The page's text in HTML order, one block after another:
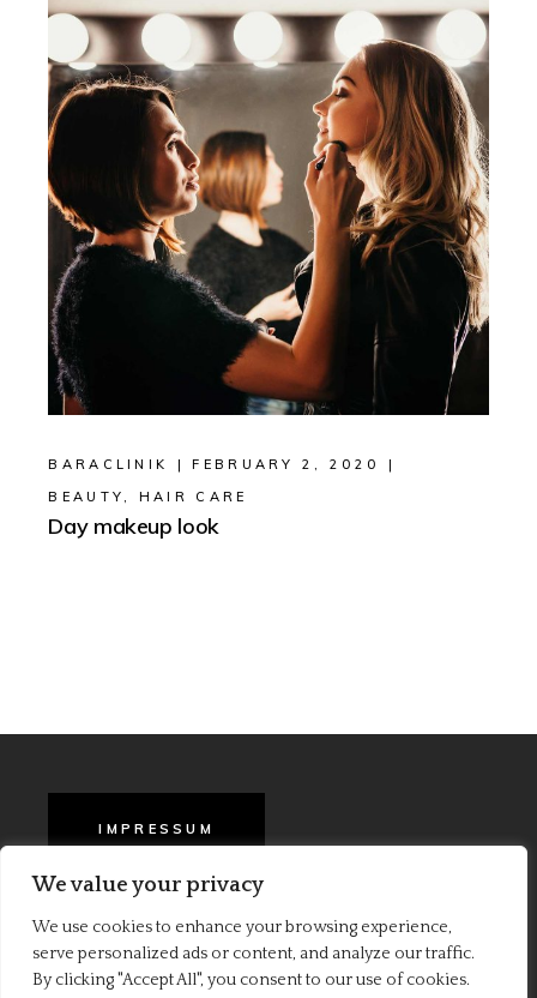
We value your privacy
We use cookies to enhance your browsing experience,
serve personalized ads or content, and analyze our traffic.
By clicking "Accept All", you consent to our use of cookies.
BARACLINIK
FEBRUARY 2, 2020
BEAUTY , HAIR CARE
Day makeup look
IMPRESSUM
BARA EN AGB
PRIVACY POLICY